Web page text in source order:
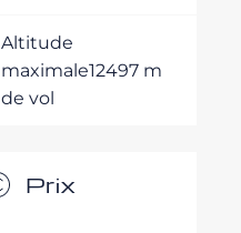
Altitude
maximale
de vol
12497 m
Prix